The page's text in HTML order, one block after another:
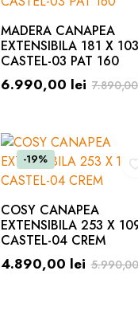
MADERA CANAPEA
EXTENSIBILA 181 X 103
CASTEL-03 PAT 160
6.990,00 lei
-19%
COSY CANAPEA
EXTENSIBILA 253 X
CASTEL-04 CREM
4.890,00 lei